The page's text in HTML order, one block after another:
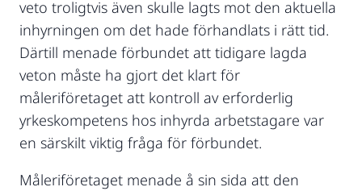
veto troligtvis även skulle lagts mot den aktuella
inhyrningen om det hade förhandlats i rätt tid.
Därtill menade förbundet att tidigare lagda
veton måste ha gjort det klart för
måleriföretaget att kontroll av erforderlig
yrkeskompetens hos inhyrda arbetstagare var
en särskilt viktig fråga för förbundet.
Måleriföretaget menade å sin sida att den